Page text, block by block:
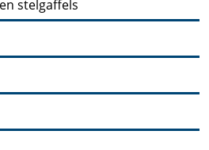
stelgaffels